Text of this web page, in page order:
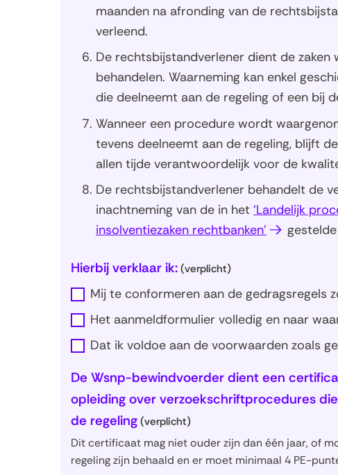
maanden na afronding van de
verleend.
De rechtsbijstandverlener dient de
behandelen. Waarneming kan enkel
die deelneemt aan de regeling of een bij
Wanneer een procedure wordt
tevens deelneemt aan de regeling, blijft
allen tijde verantwoordelijk voor de
De rechtsbijstandverlener behandelt de
inachtneming van de in het ‘Landelijk
insolventiezaken rechtbanken’(opent
venster)
Hierbij verklaar ik: (verplicht)
Mij te conformeren aan de gedragsregels
Het aanmeldformulier volledig en naar
Dat ik voldoe aan de voorwaarden zoals
De Wsnp-bewindvoerder dient een
opleiding over verzoekschriftprocedures
de regeling (verplicht)
Dit certificaat mag niet ouder zijn dan één jaar, of
regeling zijn behaald en er moet minimaal 4 PE-